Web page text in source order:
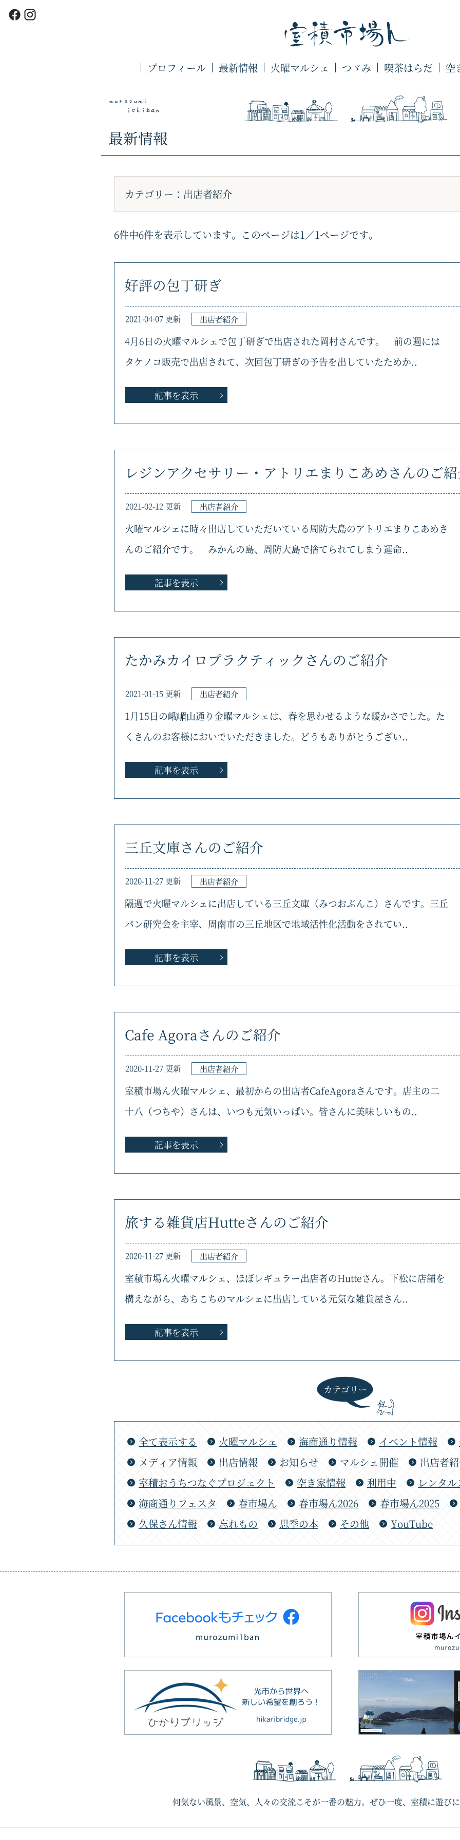
プロフィール 最新情報 火曜マルシェ つゞみ 喫茶はらだ 空
最新情報
カテゴリー：出店者紹介
6件中6件を表示しています。このページは1／1ページです。
好評の包丁研ぎ
2021-04-07 更新 出店者紹介
4月6日の火曜マルシェで包丁研ぎで出店された岡村さんです。 前の週には
タケノコ販売で出店されて、次回包丁研ぎの予告を出していたためか..
記事を表示
レジンアクセサリー・アトリエまりこあめさんのご
2021-02-12 更新 出店者紹介
火曜マルシェに時々出店していただいている周防大島のアトリエまりこあめさ
んのご紹介です。 みかんの島、周防大島で捨てられてしまう運命..
記事を表示
たかみカイロプラクティックさんのご紹介
2021-01-15 更新 出店者紹介
1月15日の峨嵋山通り金曜マルシェは、春を思わせるような暖かさでした。た
くさんのお客様においでいただきました。どうもありがとうござい..
記事を表示
三丘文庫さんのご紹介
2020-11-27 更新 出店者紹介
隔週で火曜マルシェに出店している三丘文庫（みつおぶんこ）さんです。三丘
パン研究会を主宰、周南市の三丘地区で地域活性化活動をされてい..
記事を表示
Cafe Agoraさんのご紹介
2020-11-27 更新 出店者紹介
室積市場ん火曜マルシェ、最初からの出店者CafeAgoraさんです。店主の二
十八（つちや）さんは、いつも元気いっぱい。皆さんに美味しいもの..
記事を表示
旅する雑貨店Hutteさんのご紹介
2020-11-27 更新 出店者紹介
室積市場ん火曜マルシェ、ほぼレギュラー出店者のHutteさん。下松に店舗を
構えながら、あちこちのマルシェに出店している元気な雑貨屋さん..
記事を表示
カテゴリー
全て表示する 火曜マルシェ 海商通り情報 イベント情報
メディア情報
出店情報 お知らせ マルシェ開催
出店者
室積おうちつなぐプロジェクト
空き家情報 利用中
レンタ
海商通りフェスタ
春市場ん 春市場ん2026
春市場ん2025
久保さん情報
忘れもの 思季の本 その他 YouTube
何気ない風景、空気、人々の交流こそが一番の魅力。ぜひ一度、室積に遊び